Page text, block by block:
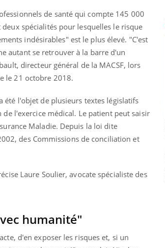
de santé qui compte 145 000
spécialités pour lesquelles le risque
indésirables" est le plus élevé. "C'est
autant se retrouver à la barre d'un
directeur général de la MACSF, lors
le 21 octobre 2018.
été l'objet de plusieurs textes législatifs
l'exercice médical. Le patient peut saisir
Maladie. Depuis la loi dite
des Commissions de conciliation et
Laure Soulier, avocate spécialiste des
humanité"
d'en exposer les risques et, si un
Youtube
Insuline & Charge mentale : et si on
osait en parler??Youtube
patients comme parfois chez les soignants.